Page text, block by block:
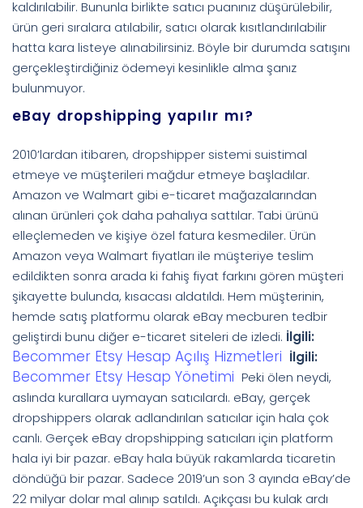
kaldırılabilir. Bununla birlikte satıcı puanınız düşürülebilir,
ürün geri sıralara atılabilir, satıcı olarak kısıtlandırılabilir
hatta kara listeye alınabilirsiniz. Böyle bir durumda satışını
gerçekleştirdiğiniz ödemeyi kesinlikle alma şanız
bulunmuyor.
eBay dropshipping yapılır mı?
2010’lardan itibaren, dropshipper sistemi suistimal
etmeye ve müşterileri mağdur etmeye başladılar.
Amazon ve Walmart gibi e-ticaret mağazalarından
alınan ürünleri çok daha pahalıya sattılar. Tabi ürünü
elleçlemeden ve kişiye özel fatura kesmediler. Ürün
Amazon veya Walmart fiyatları ile müşteriye teslim
edildikten sonra arada ki fahiş fiyat farkını gören müşteri
şikayette bulunda, kısacası aldatıldı. Hem müşterinin,
hemde satış platformu olarak eBay mecburen tedbir
geliştirdi bunu diğer e-ticaret siteleri de izledi. İlgili:
Becommer Etsy Hesap Açılış Hizmetleri İlgili:
Becommer Etsy Hesap Yönetimi Peki ölen neydi,
aslında kurallara uymayan satıcılardı. eBay, gerçek
dropshippers olarak adlandırılan satıcılar için hala çok
canlı. Gerçek eBay dropshipping satıcıları için platform
hala iyi bir pazar. eBay hala büyük rakamlarda ticaretin
döndüğü bir pazar. Sadece 2019’un son 3 ayında eBay’de
22 milyar dolar mal alınıp satıldı. Açıkçası bu kulak ardı